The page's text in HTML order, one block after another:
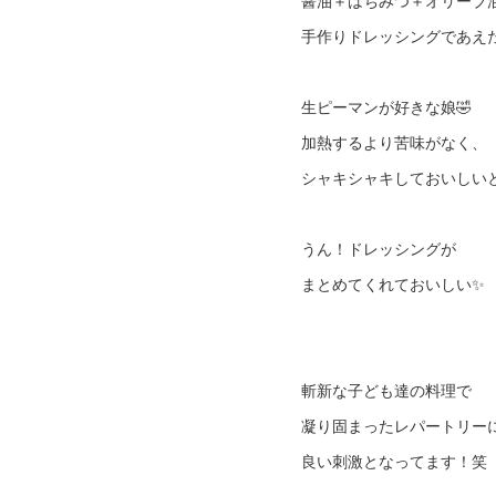
手作りドレッシングであえ
生ピーマンが好きな娘🤣
加熱するより苦味がなく、
シャキシャキしておいしい
うん！ドレッシングが
まとめてくれておいしい✨
斬新な子ども達の料理で
凝り固まったレパートリー
良い刺激となってます！笑